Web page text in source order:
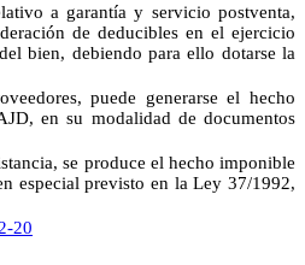
a garantía y servicio postventa,
de deducibles en el ejercicio
bien, debiendo para ello dotarse la
puede generarse el hecho
en su modalidad de documentos
se produce el hecho imponible
especial previsto en la Ley 37/1992,
20